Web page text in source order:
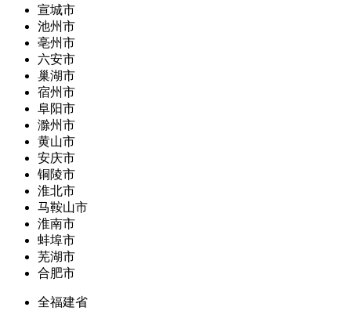
宣城市
池州市
亳州市
六安市
巢湖市
宿州市
阜阳市
滁州市
黄山市
安庆市
铜陵市
淮北市
马鞍山市
淮南市
蚌埠市
芜湖市
合肥市
全福建省